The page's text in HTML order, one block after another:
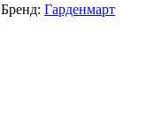
Бренд: Гарденмарт